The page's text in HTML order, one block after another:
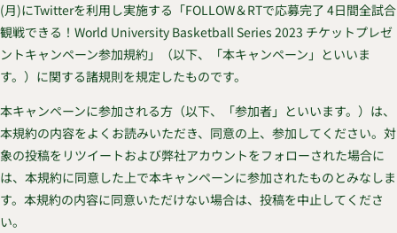
(月)にTwitterを利用し実施する「FOLLOW＆RTで応募完了 4日間全試合
観戦できる！World University Basketball Series 2023 チケットプレゼ
ントキャンペーン参加規約」（以下、「本キャンペーン」といいま
す。）に関する諸規則を規定したものです。
本キャンペーンに参加される方（以下、「参加者」といいます。）は、
本規約の内容をよくお読みいただき、同意の上、参加してください。対
象の投稿をリツイートおよび弊社アカウントをフォローされた場合に
は、本規約に同意した上で本キャンペーンに参加されたものとみなしま
す。本規約の内容に同意いただけない場合は、投稿を中止してくださ
い。